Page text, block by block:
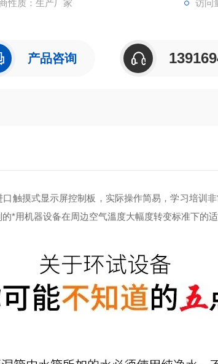
性质：生产厂家 访问
产品咨询
口触摸式显示屏控制板，实际操作简易，学习培训
*用机器设备在周边空气溫度大幅度转变标准下的适